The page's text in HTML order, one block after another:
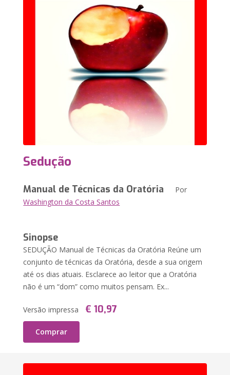
Sedução
Manual de Técnicas da Oratória Por
Washington da Costa Santos
Sinopse
SEDUÇÃO Manual de Técnicas da Oratória Reúne um
conjunto de técnicas da Oratória, desde a sua origem
até os dias atuais. Esclarece ao leitor que a Oratória
não é um “dom” como muitos pensam. Ex...
Versão impressa € 10,97
Comprar